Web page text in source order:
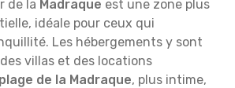
de la Madraque est une zone plus
idéale pour ceux qui
Les hébergements y sont
villas et des locations
plage de la Madraque, plus intime,